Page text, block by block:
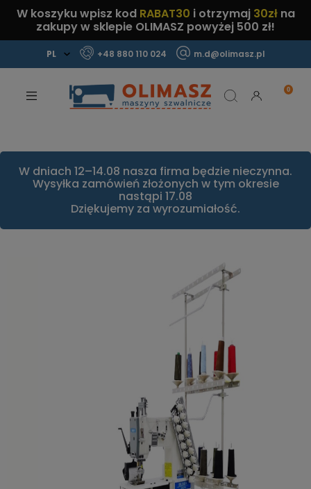
W koszyku wpisz kod RABAT30 i otrzymaj 30złna
zakupy w sklepie OLIMASZ powyżej 500 zł!
+48 880 110 024 m.d@olimasz.pl
Sprawdź!
W dniach 12–14.08 nasza firma będzie nieczynna.
Wysyłka zamówień złożonych w tym okresie
nastąpi 17.08
Dziękujemy za wyrozumiałość.